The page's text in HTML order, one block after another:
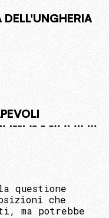
che
ma potrebbe